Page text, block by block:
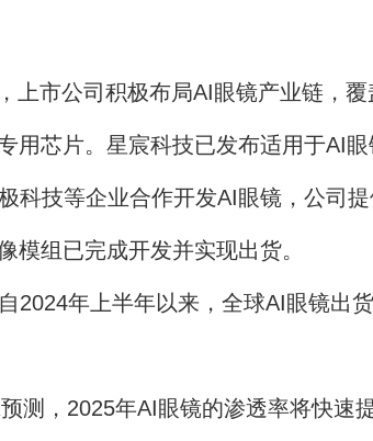
市公司积极布局AI眼镜产业链，覆
用芯片。星宸科技已发布适用于AI
科技等企业合作开发AI眼镜，公司
模组已完成开发并实现出货。
年上半年以来，全球AI眼镜出
，2025年AI眼镜的渗透率将快速